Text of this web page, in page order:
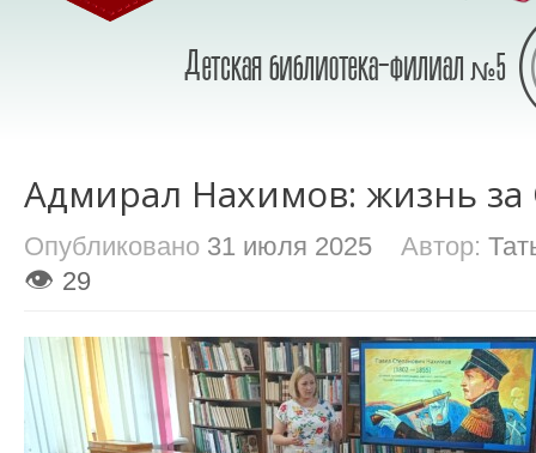
Адмирал Нахимов: жизнь за
Опубликовано 31 июля 2025 Автор:
👁 29